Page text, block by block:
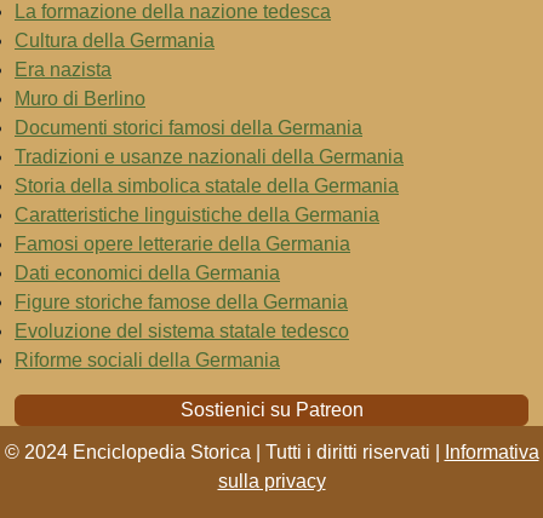
La formazione della nazione tedesca
Cultura della Germania
Era nazista
Muro di Berlino
Documenti storici famosi della Germania
Tradizioni e usanze nazionali della Germania
Storia della simbolica statale della Germania
Caratteristiche linguistiche della Germania
Famosi opere letterarie della Germania
Dati economici della Germania
Figure storiche famose della Germania
Evoluzione del sistema statale tedesco
Riforme sociali della Germania
Sostienici su Patreon
© 2024 Enciclopedia Storica | Tutti i diritti riservati |
Informativa
sulla privacy